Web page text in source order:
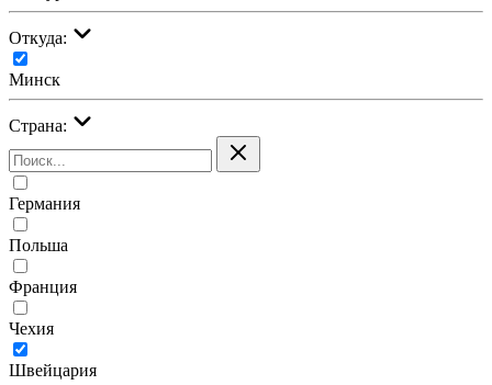
Откуда:
Минск
Страна:
Германия
Польша
Франция
Чехия
Швейцария